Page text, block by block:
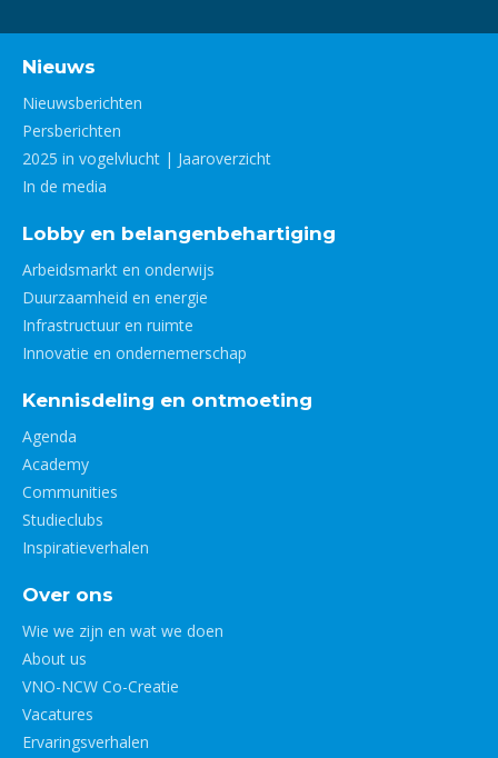
Nieuws
Nieuwsberichten
Persberichten
2025 in vogelvlucht | Jaaroverzicht
In de media
Lobby en belangenbehartiging
Arbeidsmarkt en onderwijs
Duurzaamheid en energie
Infrastructuur en ruimte
Innovatie en ondernemerschap
Kennisdeling en ontmoeting
Agenda
Academy
Communities
Studieclubs
Inspiratieverhalen
Over ons
Wie we zijn en wat we doen
About us
VNO-NCW Co-Creatie
Vacatures
Ervaringsverhalen